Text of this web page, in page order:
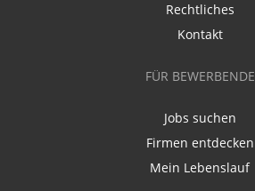
Rechtliches
Kontakt
FÜR BEWERBENDE
Jobs suchen
Firmen entdecken
Mein Lebenslauf